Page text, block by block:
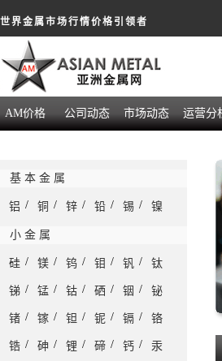
世界金属市场行情价格引领者
AM价格 公司动态 市场动态 运营分
基 本 金 属
铝 / 铜 / 锌 / 铅 / 锡 / 镍
小 金 属
硅 / 镁 / 钨 / 钼 / 钒 / 钛
锑 / 锰 / 钴 / 硒 / 铟 / 铋
锗 / 镓 / 钽 / 铌 / 镉 / 铬
锆 / 砷 / 锂 / 碲 / 钙 / 汞